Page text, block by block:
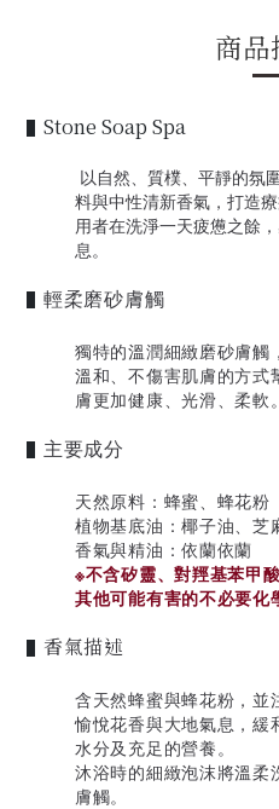
商品
▌ Stone Soap Spa
以自然、質樸、平靜的氛
料與中性清新香氣，打造
用者在洗淨一天疲憊之餘
息。
▌ 輕柔磨砂膚觸
獨特的溫潤細緻磨砂膚觸
溫和、不傷害肌膚的方式
膚更加健康、光滑、柔軟。
▌ 主要成分
天然原料：蜂蜜、蜂花粉
植物基底油：椰子油、芝
香氣與精油：依蘭依蘭
※不含矽靈、對羥基苯甲
其他可能有害的不必要化
▌ 香氣描述
含天然蜂蜜與蜂花粉，並
愉悅花香與大地氣息，緩
水分及充足的營養。
沐浴時的細緻泡沫將溫柔
膚觸。